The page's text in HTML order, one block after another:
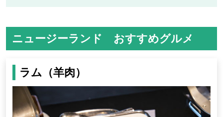
ニュージーランド おすすめグルメ
ラム（羊肉）